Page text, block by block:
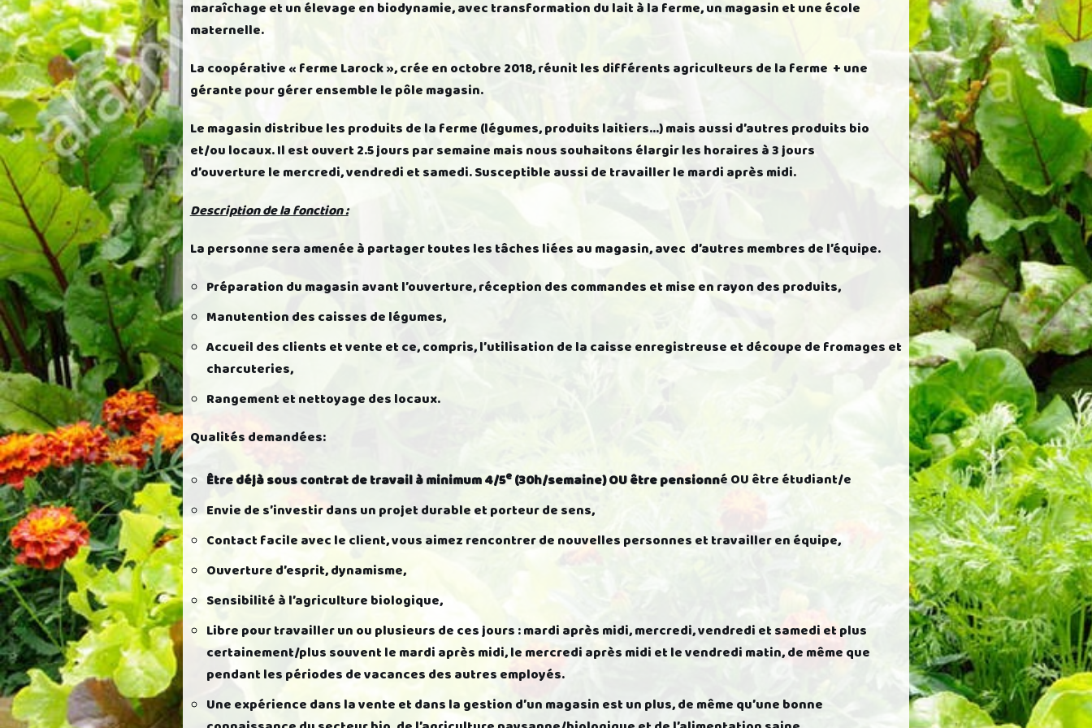
maraîchage et un élevage en biodynamie, avec transformation du lait à la ferme, un magasin et une école
maternelle.
La coopérative « ferme Larock », crée en octobre 2018, réunit les différents agriculteurs de la ferme + une
gérante pour gérer ensemble le pôle magasin.
Le magasin distribue les produits de la ferme (légumes, produits laitiers…) mais aussi d’autres produits bio
et/ou locaux. Il est ouvert 2.5 jours par semaine mais nous souhaitons élargir les horaires à 3 jours
d’ouverture le mercredi, vendredi et samedi. Susceptible aussi de travailler le mardi après midi.
Description de la fonction :
La personne sera amenée à partager toutes les tâches liées au magasin, avec d’autres membres de l’équipe.
Préparation du magasin avant l’ouverture, réception des commandes et mise en rayon des produits,
Manutention des caisses de légumes,
Accueil des clients et vente et ce, compris, l’utilisation de la caisse enregistreuse et découpe de fromages et
charcuteries,
Rangement et nettoyage des locaux.
Qualités demandées:
Être déjà sous contrat de travail à minimum 4/5e(30h/semaine) OU être pensionné OU être étudiant/e
Envie de s’investir dans un projet durable et porteur de sens,
Contact facile avec le client, vous aimez rencontrer de nouvelles personnes et travailler en équipe,
Ouverture d’esprit, dynamisme,
Sensibilité à l’agriculture biologique,
Libre pour travailler un ou plusieurs de ces jours : mardi après midi, mercredi, vendredi et samedi et plus
certainement/plus souvent le mardi après midi, le mercredi après midi et le vendredi matin, de même que
pendant les périodes de vacances des autres employés.
Une expérience dans la vente et dans la gestion d’un magasin est un plus, de même qu’une bonne